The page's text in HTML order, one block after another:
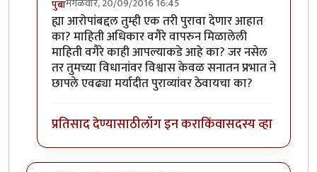
पुंबा
In reply toप्रकाश घाटपांडे,byगामा पैलवान
ह्या आरोपांबद्दल तुम्ही एक तरी पुरावा देणार आहात
का? माहिती अधिकार वगैरे वापरुन मिळालेली
माहिती वगैरे काही आपल्याकडे आहे का? जर नसेल
तर तुमच्या विधानांवर विश्वास केवळ सनातन प्रभात ने
छापले एवढ्या मर्यादीत पुराव्यांवर ठेवायचा का?
प्रतिसाद देण्यासाठीलॉग इन कराकिंवासदस्य व्हा